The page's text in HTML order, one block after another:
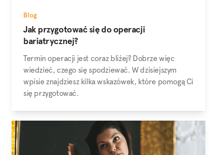
Blog
Jak przygotować się do operacji
bariatrycznej?
Termin operacji jest coraz bliżej? Dobrze więc
wiedzieć, czego się spodziewać. W dzisiejszym
wpisie znajdziesz kilka wskazówek, które pomogą Ci
się przygotować.